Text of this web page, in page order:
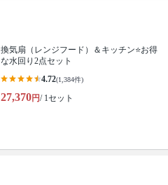
換気扇（レンジフード）＆キッチン⭐️お得
な水回り2点セット
4.72(1,384件)
27,370円/ 1セット